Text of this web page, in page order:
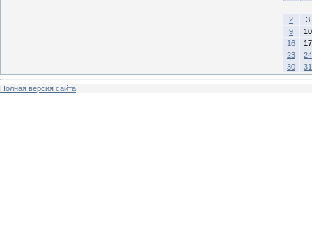
2
3
9
10
16
17
23
24
30
31
Полная версия сайта